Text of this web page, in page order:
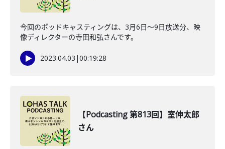
今回のポッドキャスティングは、3月6日〜9日放送分、映
像ディレクターの寺田和弘さんです。
2023.04.03 |00:19:28
【Podcasting 第813回】室伸太郎
さん